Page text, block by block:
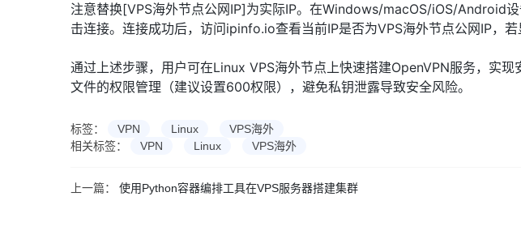
注意替换[VPS海外节点公网IP]为实际IP。在Windows/macOS/iOS/Android
击连接。连接成功后，访问ipinfo.io查看当前IP是否为VPS海外节点公网IP，若
通过上述步骤，用户可在Linux VPS海外节点上快速搭建OpenVPN服务，实
文件的权限管理（建议设置600权限），避免私钥泄露导致安全风险。
标签： VPN Linux
VPS海外
相关标签：
VPN Linux VPS海外
上一篇： 使用Python容器编排工具在VPS服务器搭建集群